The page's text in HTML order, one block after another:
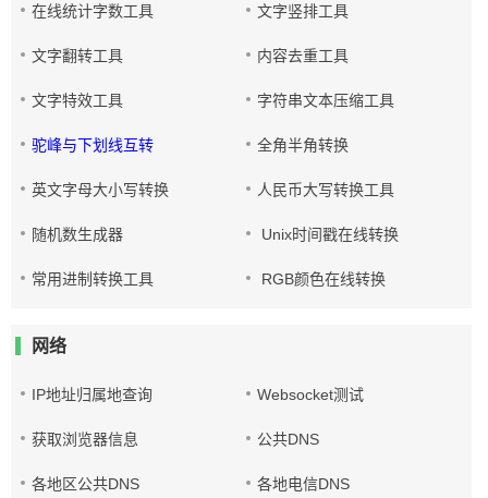
在线统计字数工具 文字竖排工具
文字翻转工具 内容去重工具
文字特效工具 字符串文本压缩工具
驼峰与下划线互转 全角半角转换
英文字母大小写转换 人民币大写转换工具
随机数生成器 Unix时间戳在线转换
常用进制转换工具 RGB颜色在线转换
网络
IP地址归属地查询 Websocket测试
获取浏览器信息 公共DNS
各地区公共DNS 各地电信DNS